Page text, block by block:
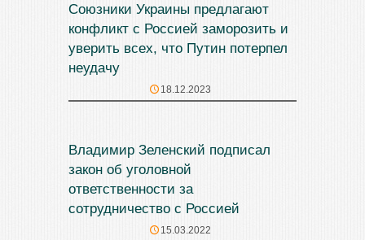
Союзники Украины предлагают
конфликт с Россией заморозить и
уверить всех, что Путин потерпел
неудачу
18.12.2023
Владимир Зеленский подписал
закон об уголовной
ответственности за
сотрудничество с Россией
15.03.2022